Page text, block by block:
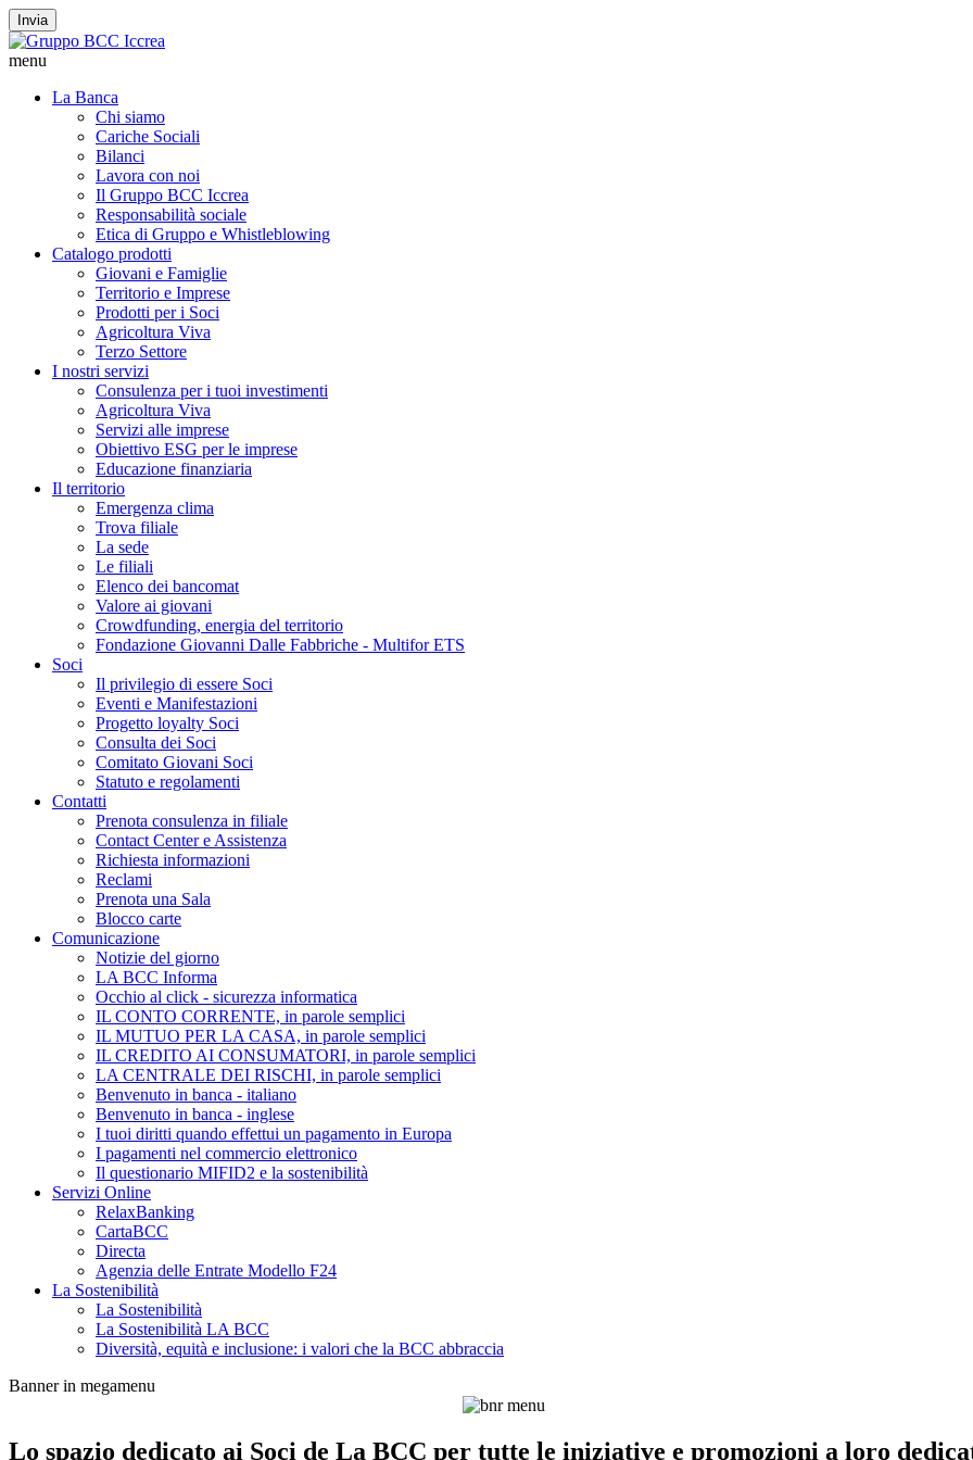
Invia
menu
La Banca
Chi siamo
Cariche Sociali
Bilanci
Lavora con noi
Il Gruppo BCC Iccrea
Responsabilità sociale
Etica di Gruppo e Whistleblowing
Catalogo prodotti
Giovani e Famiglie
Territorio e Imprese
Prodotti per i Soci
Agricoltura Viva
Terzo Settore
I nostri servizi
Consulenza per i tuoi investimenti
Agricoltura Viva
Servizi alle imprese
Obiettivo ESG per le imprese
Educazione finanziaria
Il territorio
Emergenza clima
Trova filiale
La sede
Le filiali
Elenco dei bancomat
Valore ai giovani
Crowdfunding, energia del territorio
Fondazione Giovanni Dalle Fabbriche - Multifor ETS
Soci
Il privilegio di essere Soci
Eventi e Manifestazioni
Progetto loyalty Soci
Consulta dei Soci
Comitato Giovani Soci
Statuto e regolamenti
Contatti
Prenota consulenza in filiale
Contact Center e Assistenza
Richiesta informazioni
Reclami
Prenota una Sala
Blocco carte
Comunicazione
Notizie del giorno
LA BCC Informa
Occhio al click - sicurezza informatica
IL CONTO CORRENTE, in parole semplici
IL MUTUO PER LA CASA, in parole semplici
IL CREDITO AI CONSUMATORI, in parole semplici
LA CENTRALE DEI RISCHI, in parole semplici
Benvenuto in banca - italiano
Benvenuto in banca - inglese
I tuoi diritti quando effettui un pagamento in Europa
I pagamenti nel commercio elettronico
Il questionario MIFID2 e la sostenibilità
Servizi Online
RelaxBanking
CartaBCC
Directa
Agenzia delle Entrate Modello F24
La Sostenibilità
La Sostenibilità
La Sostenibilità LA BCC
Diversità, equità e inclusione: i valori che la BCC abbraccia
Banner in megamenu
Lo spazio dedicato ai Soci de La BCC per tutte le iniziative e promozioni a loro